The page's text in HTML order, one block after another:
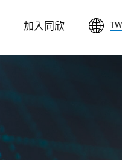
加入同欣 TW